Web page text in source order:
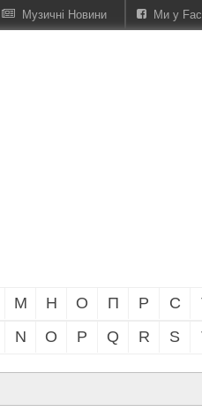
Ми у
Музичні Новини
М Н О П Р С
N O P Q R S